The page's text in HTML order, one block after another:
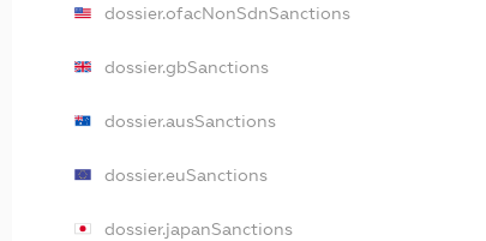
dossier.ofacNonSdnSanctions
dossier.gbSanctions
dossier.ausSanctions
dossier.euSanctions
dossier.japanSanctions